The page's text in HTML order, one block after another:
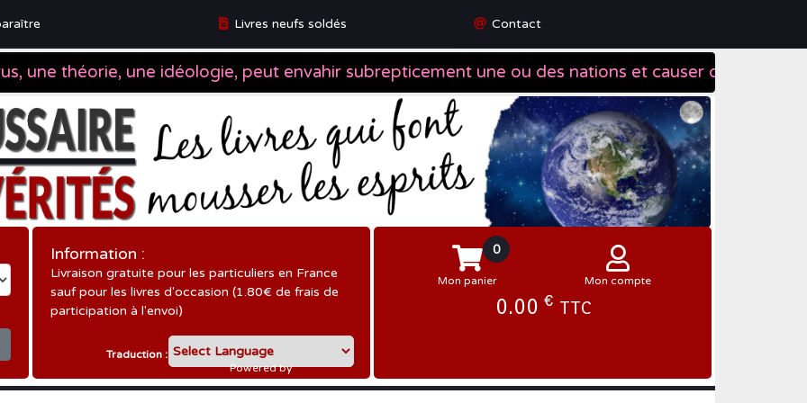
Livres neufs soldés Contact
Information :
Livraison gratuite pour les particuliers en France
sauf pour les livres d'occasion (1.80€ de frais de
participation à l'envoi)
Traduction :
Powered by
Translate
Mon compte
0
Mon panier
0.00 € TTC